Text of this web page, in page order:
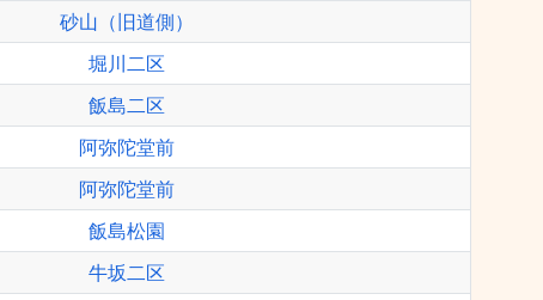
砂山（旧道側）
堀川二区
飯島二区
阿弥陀堂前
阿弥陀堂前
飯島松園
牛坂二区